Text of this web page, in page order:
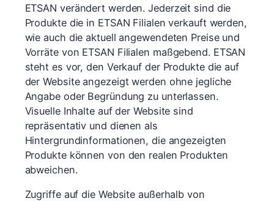
ETSAN verändert werden. Jederzeit sind die
Produkte die in ETSAN Filialen verkauft werden,
wie auch die aktuell angewendeten Preise und
Vorräte von ETSAN Filialen maßgebend. ETSAN
steht es vor, den Verkauf der Produkte die auf
der Website angezeigt werden ohne jegliche
Angabe oder Begründung zu unterlassen.
Visuelle Inhalte auf der Website sind
repräsentativ und dienen als
Hintergrundinformationen, die angezeigten
Produkte können von den realen Produkten
abweichen.
Zugriffe auf die Website außerhalb von